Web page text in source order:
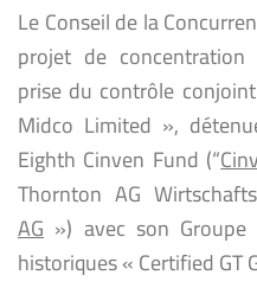
Le Conseil de la
projet de
prise du contrôle
Midco Limited »,
Eighth Cinven Fund (“
Thornton AG
AG ») avec son
historiques « Certified GT